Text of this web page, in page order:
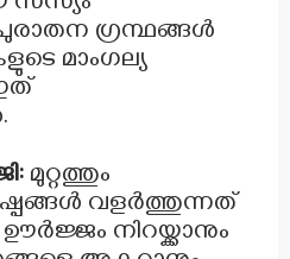
ഗ്രന്ഥങ്ങൾ
മാംഗല്യ
മുറ്റത്തും
വളർത്തുന്നത്
ഊർജ്ജം നിറയ്ക്കാനും